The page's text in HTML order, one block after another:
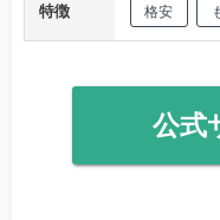
特徴 格安
公式